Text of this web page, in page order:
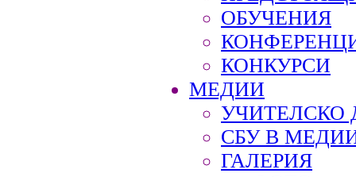
ОБУЧЕНИЯ
КОНКУРСИ
МЕДИИ
УЧИТЕЛСКО
СБУ В
ГАЛЕРИЯ